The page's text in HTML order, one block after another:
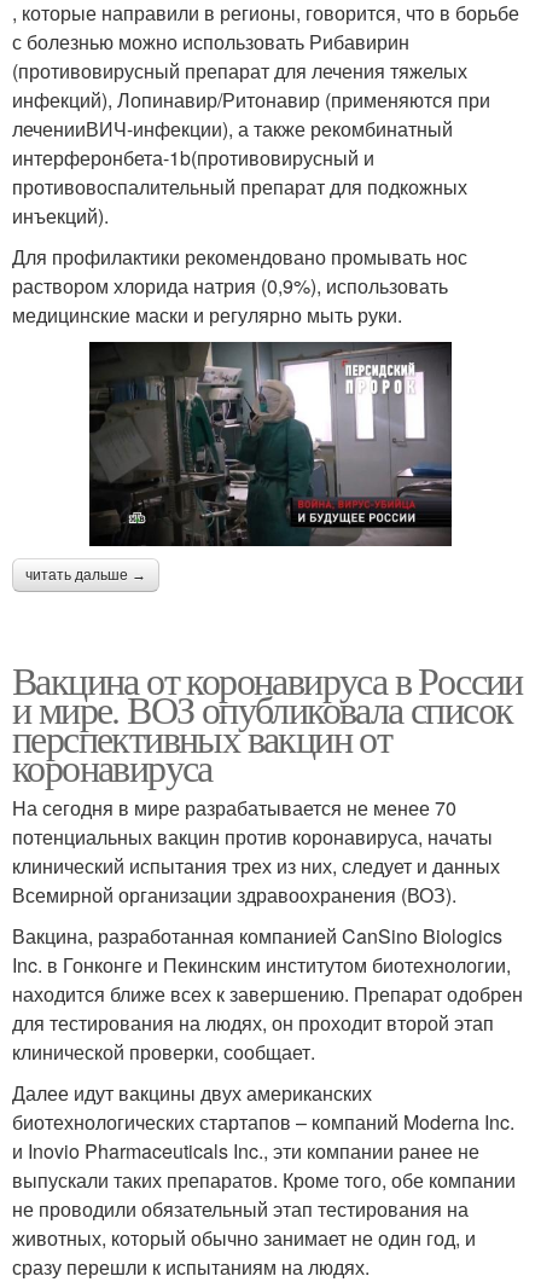
, которые направили в регионы, говорится, что в борьбе
с болезнью можно использовать Рибавирин
(противовирусный препарат для лечения тяжелых
инфекций), Лопинавир/Ритонавир (применяются при
леченииВИЧ-инфекции), а также рекомбинатный
интерферонбета-1b(противовирусный и
противовоспалительный препарат для подкожных
инъекций).
Для профилактики рекомендовано промывать нос
раствором хлорида натрия (0,9%), использовать
медицинские маски и регулярно мыть руки.
читать дальше →
Вакцина от коронавируса в России
и мире. ВОЗ опубликовала список
перспективных вакцин от
коронавируса
На сегодня в мире разрабатывается не менее 70
потенциальных вакцин против коронавируса, начаты
клинический испытания трех из них, следует и данных
Всемирной организации здравоохранения (ВОЗ).
Вакцина, разработанная компанией CanSino Biologics
Inc. в Гонконге и Пекинским институтом биотехнологии,
находится ближе всех к завершению. Препарат одобрен
для тестирования на людях, он проходит второй этап
клинической проверки, сообщает.
Далее идут вакцины двух американских
биотехнологических стартапов – компаний Moderna Inc.
и Inovio Pharmaceuticals Inc., эти компании ранее не
выпускали таких препаратов. Кроме того, обе компании
не проводили обязательный этап тестирования на
животных, который обычно занимает не один год, и
сразу перешли к испытаниям на людях.